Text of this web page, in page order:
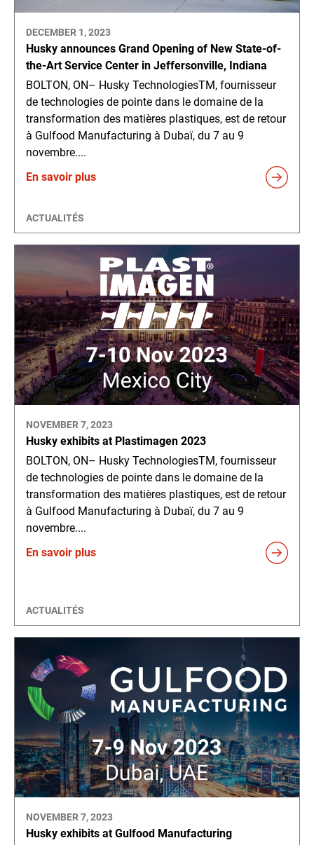
DECEMBER 1, 2023
Husky announces Grand Opening of New State-of-
the-Art Service Center in Jeffersonville, Indiana
BOLTON, ON– Husky TechnologiesTM, fournisseur
de technologies de pointe dans le domaine de la
transformation des matières plastiques, est de retour
à Gulfood Manufacturing à Dubaï, du 7 au 9
novembre....
En savoir plus
ACTUALITÉS
NOVEMBER 7, 2023
Husky exhibits at Plastimagen 2023
BOLTON, ON– Husky TechnologiesTM, fournisseur
de technologies de pointe dans le domaine de la
transformation des matières plastiques, est de retour
à Gulfood Manufacturing à Dubaï, du 7 au 9
novembre....
En savoir plus
ACTUALITÉS
NOVEMBER 7, 2023
Husky exhibits at Gulfood Manufacturing